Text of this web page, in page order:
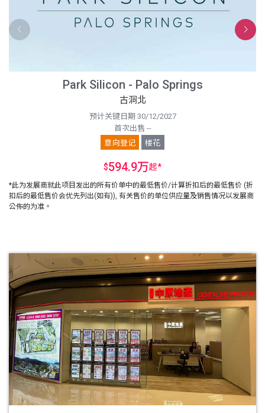
Park Silicon - Palo Springs
古洞北
预计关键日期 30/12/2027
首次出售 --
意向登记
楼花
$594.9万起*
*此为发展商就此项目发出的所有价单中的最低售价/计算折扣后的最低售价 (折
扣后的最低售价会优先列出(如有)), 有关售价的单位供应量及销售情况以发展商
公佈的为准。